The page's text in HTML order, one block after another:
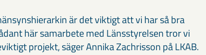
är det viktigt att vi har så bra
här samarbete med Länsstyrelsen tror vi
projekt, säger Annika Zachrisson på LKAB.